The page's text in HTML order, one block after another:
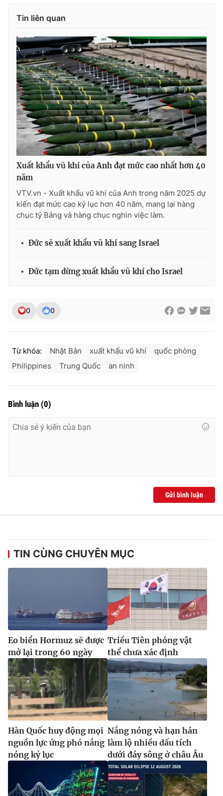
Tin liên quan
Xuất khẩu vũ khí của Anh đạt mức cao nhất hơn 40
năm
VTV.vn - Xuất khẩu vũ khí của Anh trong năm 2025 dự
kiến đạt mức cao kỷ lục hơn 40 năm, mang lại hàng
chục tỷ Bảng và hàng chục nghìn việc làm.
Đức sẽ xuất khẩu vũ khí sang Israel
Đức tạm dừng xuất khẩu vũ khí cho Israel
0 0
Từ khóa: Nhật Bản xuất khẩu vũ khí
quốc phòng
Philippines
Trung Quốc an ninh
Bình luận (0)
Gửi bình luận
TIN CÙNG CHUYÊN MỤC
Eo biển Hormuz sẽ được
mở lại trong 60 ngày
Triều Tiên phóng vật
thể chưa xác định
Hàn Quốc huy động mọi
nguồn lực ứng phó nắng
nóng kỷ lục
Nắng nóng và hạn hán
làm lộ nhiều dấu tích
dưới đáy sông ở châu Âu